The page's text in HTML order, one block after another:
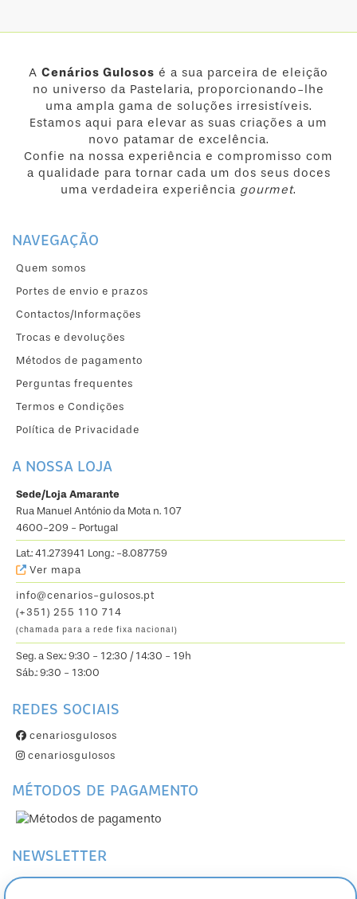
A Cenários Gulosos é a sua parceira de eleição
no universo da Pastelaria, proporcionando-lhe
uma ampla gama de soluções irresistíveis.
Estamos aqui para elevar as suas criações a um
novo patamar de excelência.
Confie na nossa experiência e compromisso com
a qualidade para tornar cada um dos seus doces
uma verdadeira experiência gourmet.
NAVEGAÇÃO
Quem somos
Portes de envio e prazos
Contactos/Informações
Trocas e devoluções
Métodos de pagamento
Perguntas frequentes
Termos e Condições
Política de Privacidade
A NOSSA LOJA
Sede/Loja Amarante
Rua Manuel António da Mota n. 107
4600-209 - Portugal
Lat.: 41.273941 Long.: -8.087759
Ver mapa
info@cenarios-gulosos.pt
(+351) 255 110 714
(chamada para a rede fixa nacional)
Seg. a Sex.: 9:30 - 12:30 / 14:30 - 19h
Sáb.: 9:30 - 13:00
REDES SOCIAIS
cenariosgulosos
cenariosgulosos
MÉTODOS DE PAGAMENTO
NEWSLETTER